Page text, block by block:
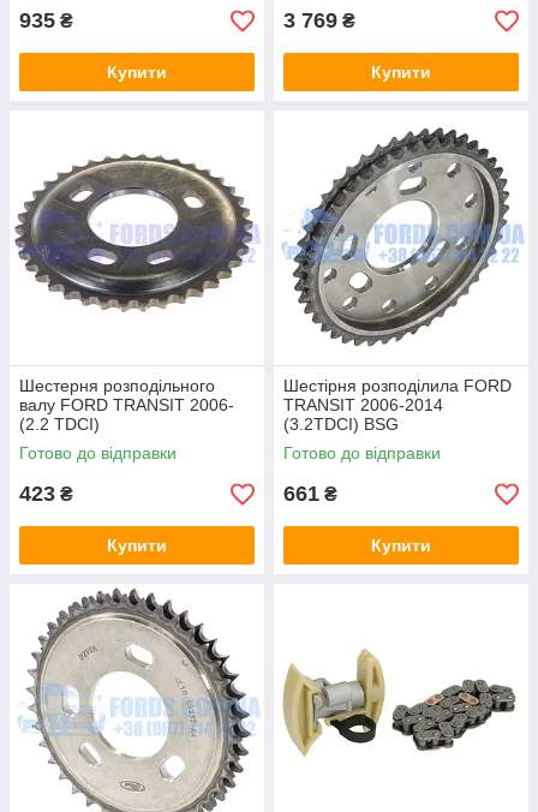
935 ₴
Купити
3 769 ₴
Купити
Шестерня розподільного
валу FORD TRANSIT 2006-
(2.2 TDCI)
(1576366/6C1Q6256AC/HMP6
C1Q6256AC) HMPX
Готово до відправки
423 ₴
Купити
Шестірня розподілила FORD
TRANSIT 2006-2014
(3.2TDCI) BSG
Готово до відправки
661 ₴
Купити